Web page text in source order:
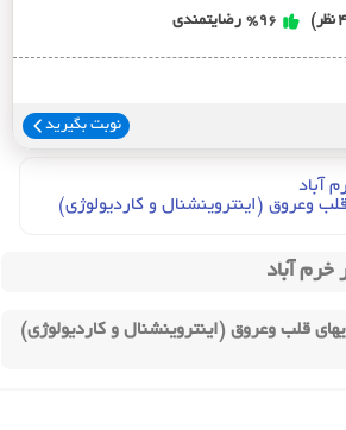
%96 رضایتمندی
نوبت بگیرید
آباد
وعروق (اينتروينشنال و کارديولوژي)
خرم آباد
قلب وعروق (اینتروینشنال و کاردیولوژی)